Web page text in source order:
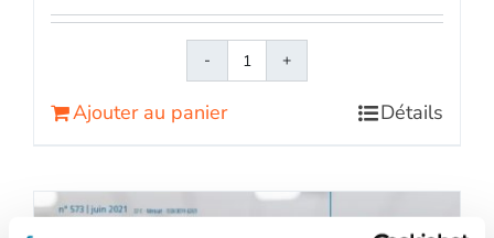
quantité
papier
n°
Ajouter au panier Détails